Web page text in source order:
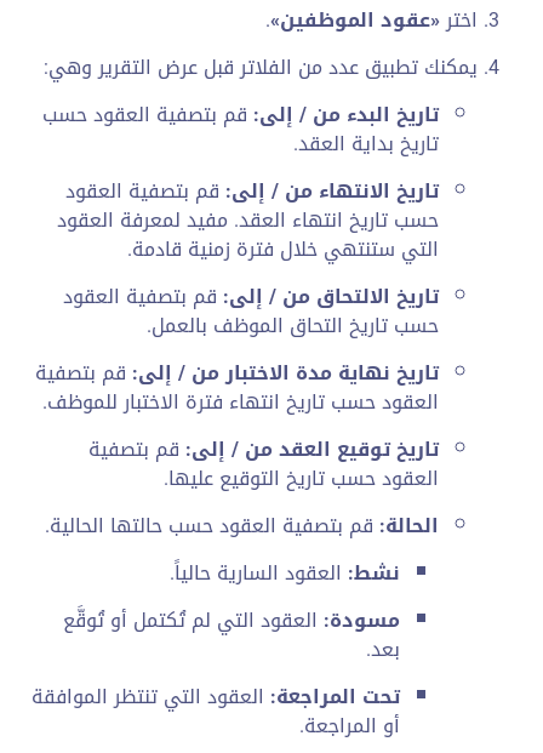
اختر«عقود الموظفين».
يمكنك تطبيق عدد من الفلاتر قبل عرض التقرير وهي:
تاريخ البدء من / إلى: قم بتصفية العقود حسب
تاريخ بداية العقد.
تاريخ الانتهاء من / إلى: قم بتصفية العقود
حسب تاريخ انتهاء العقد. مفيد لمعرفة العقود
التي ستنتهي خلال فترة زمنية قادمة.
تاريخ الالتحاق من / إلى: قم بتصفية العقود
حسب تاريخ التحاق الموظف بالعمل.
تاريخ نهاية مدة الاختبار من / إلى: قم بتصفية
العقود حسب تاريخ انتهاء فترة الاختبار للموظف.
تاريخ توقيع العقد من / إلى: قم بتصفية
العقود حسب تاريخ التوقيع عليها.
الحالة: قم بتصفية العقود حسب حالتها الحالية.
نشط: العقود السارية حالياً.
مسودة: العقود التي لم تُكتمل أو تُوقَّع
بعد.
تحت المراجعة: العقود التي تنتظر الموافقة
أو المراجعة.